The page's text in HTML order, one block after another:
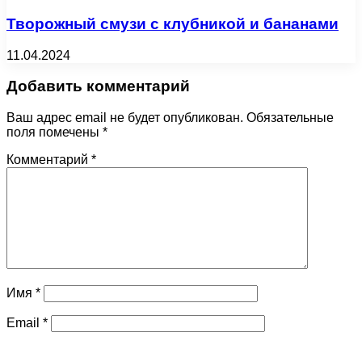
Творожный смузи с клубникой и бананами
11.04.2024
Добавить комментарий
Ваш адрес email не будет опубликован. Обязательные
поля помечены *
Комментарий *
Имя *
Email *